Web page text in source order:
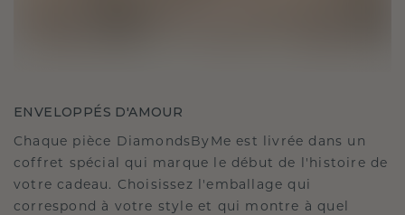
ENVELOPPÉS D'AMOUR
Chaque pièce DiamondsByMe est livrée dans un
coffret spécial qui marque le début de l'histoire de
votre cadeau. Choisissez l'emballage qui
correspond à votre style et qui montre à quel